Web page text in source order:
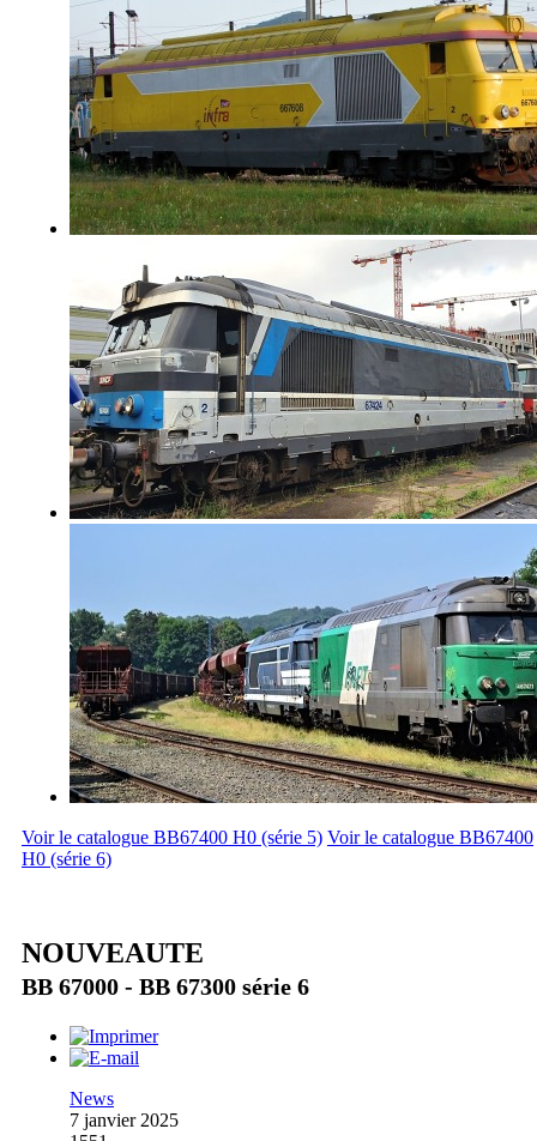
Voir le catalogue BB67400 H0 (série 5) Voir le catalogue BB67400
H0 (série 6)
NOUVEAUTE
BB 67000 - BB 67300 série 6
News
7 janvier 2025